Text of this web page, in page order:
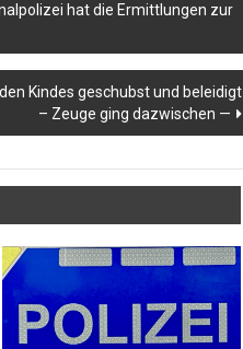
hat die Ermittlungen zur
Kindes geschubst und beleidigt
– Zeuge ging dazwischen —